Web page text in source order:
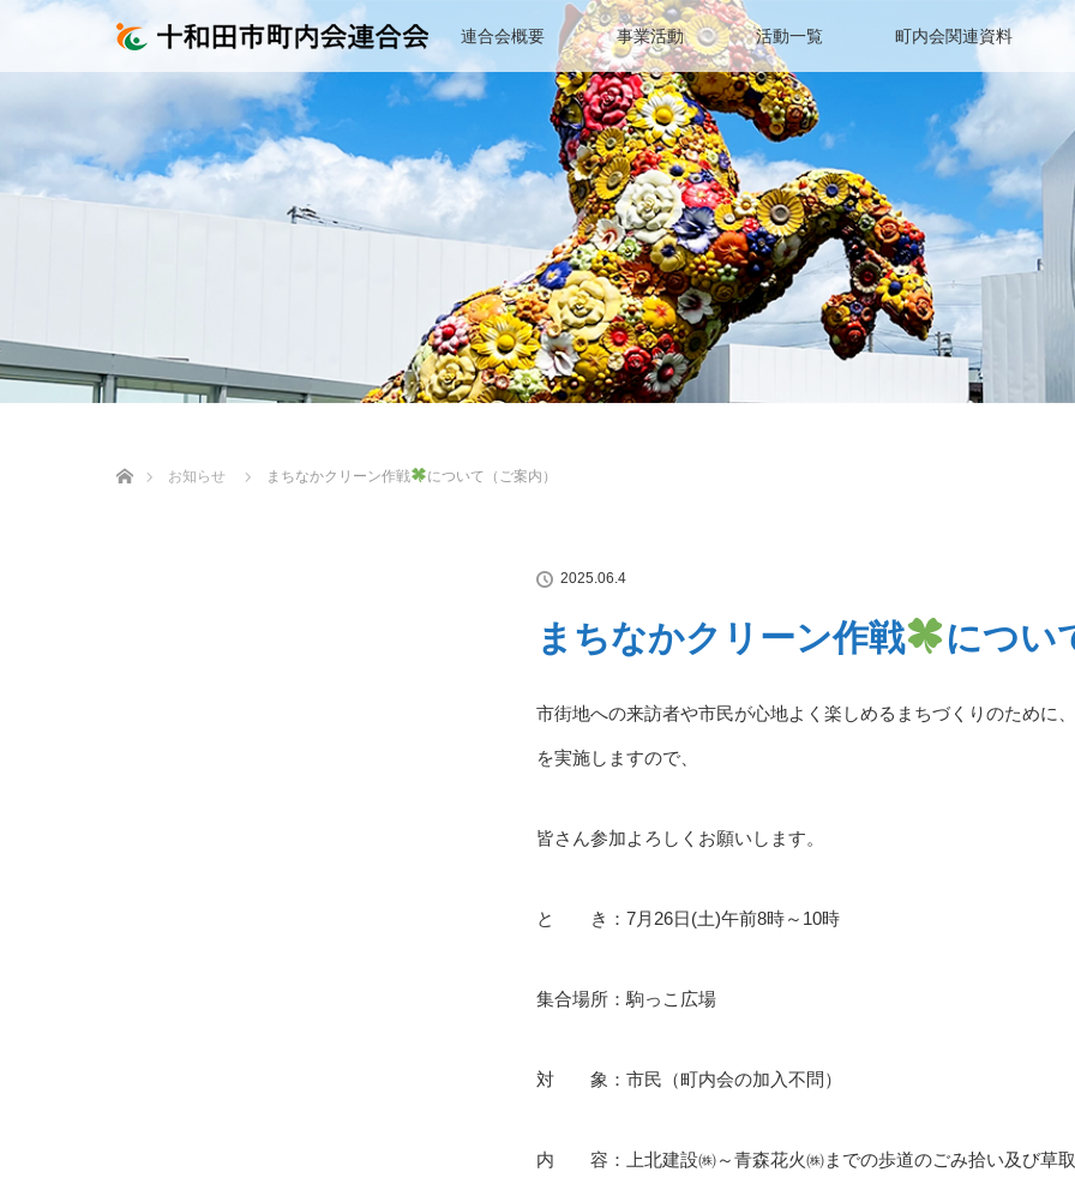
連合会概要 事業活動 活動一覧 町内会関連資料
お知らせ
まちなかクリーン作戦 について（ご案内）
2025.06.4
まちなかクリーン作戦 につい
市街地への来訪者や市民が心地よく楽しめるまちづくりのために
を実施しますので、
皆さん参加よろしくお願いします。
と き：7月26日(土)午前8時～10時
集合場所：駒っこ広場
対 象：市民（町内会の加入不問）
内 容：上北建設㈱～青森花火㈱までの歩道のごみ拾い及び草